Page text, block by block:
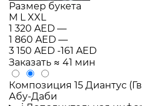
Размер букета
M LXXL
1 320 AED —
1 860 AED —
3 150 AED -161 AED
Заказать ≈ 41 мин
Композиция 15 Диантус
Абу-Даби